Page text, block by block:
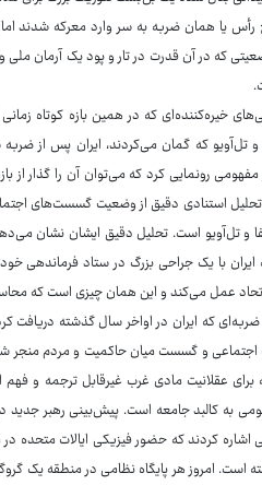
یا همان ضربه به سر وارد معرکه شدند اما
که در آن قدرت در تار و پود یک آرمان
خیره‌کننده‌ای که در همین بازه کوتاه
رونمایی کرد که می‌توان آن را گذار از
تحلیل استنادی دقیق از وضعیت گسست‌های
و تل‌آویو است. تحلیل دقیق ایشان
با یک جراحی بزرگ در ستاد فرماندهی
عمل می‌کند و این همان چیزی است که
که ایران در اواخر سال گذشته دریافت
اجتماعی و گسست میان حاکمیت و مردم منجر
عقلانیت مادی غرب غیرقابل ترجمه و
به کالبد جامعه است. پیش‌بینی رهبر جدید
کردند که حضور فیزیکی ایالات متحده در
امروز هر پایگاه نظامی در منطقه یک